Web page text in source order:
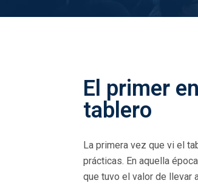
El primer
tablero
La primera vez que vi el
prácticas. En aquella
que tuvo el valor de llevar